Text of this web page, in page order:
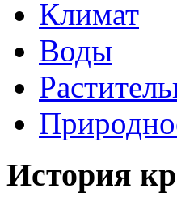
Климат
Воды
История